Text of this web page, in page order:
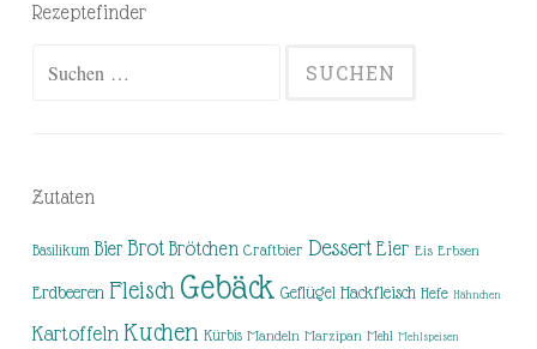
Rezeptefinder
Zutaten
Basilikum Bier Brot Brötchen Craftbier Dessert Eier Eis Erbsen
Erdbeeren Fleisch Gebäck Geflügel Hackfleisch Hefe Hähnchen
Kartoffeln Kuchen Kürbis Mandeln Marzipan Mehl Mehlspeisen